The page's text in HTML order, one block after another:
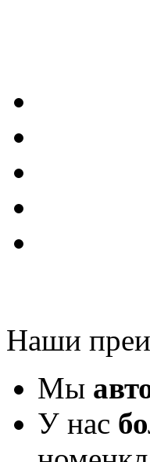
Наши
Мы
У нас